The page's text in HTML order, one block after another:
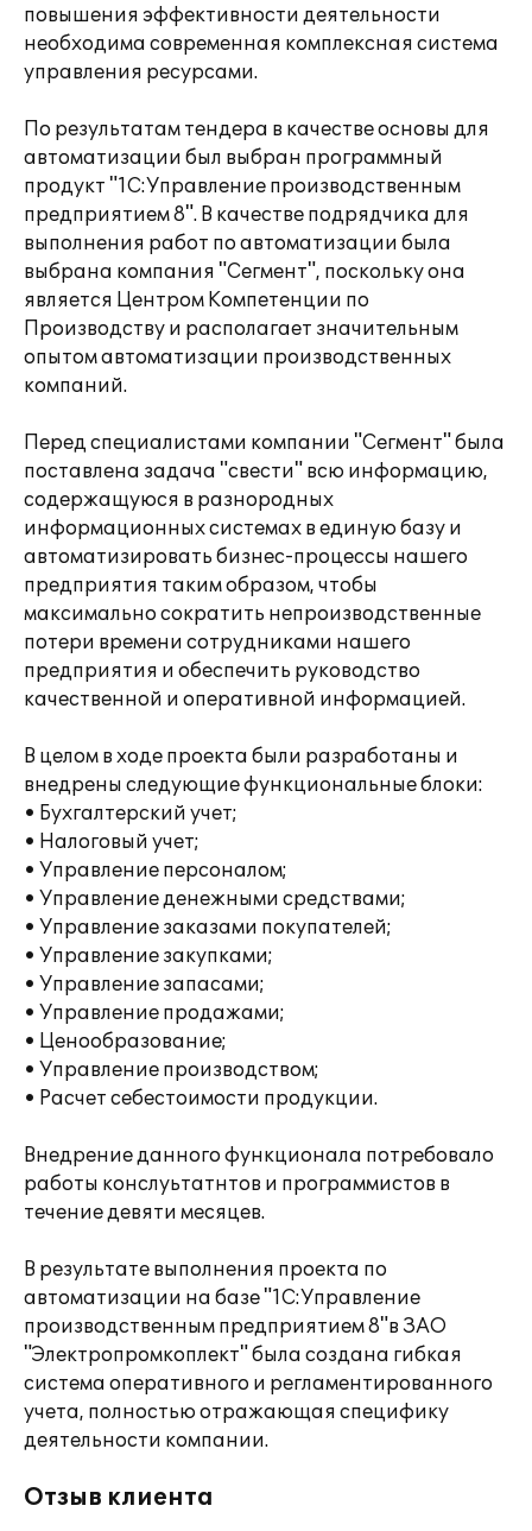
повышения эффективности деятельности
необходима современная комплексная система
управления ресурсами.
По результатам тендера в качестве основы для
автоматизации был выбран программный
продукт "1С:Управление производственным
предприятием 8". В качестве подрядчика для
выполнения работ по автоматизации была
выбрана компания "Сегмент", поскольку она
является Центром Компетенции по
Производству и располагает значительным
опытом автоматизации производственных
компаний.
Перед специалистами компании "Сегмент" была
поставлена задача "свести" всю информацию,
содержащуюся в разнородных
информационных системах в единую базу и
автоматизировать бизнес-процессы нашего
предприятия таким образом, чтобы
максимально сократить непроизводственные
потери времени сотрудниками нашего
предприятия и обеспечить руководство
качественной и оперативной информацией.
В целом в ходе проекта были разработаны и
внедрены следующие функциональные блоки:
• Бухгалтерский учет;
• Налоговый учет;
• Управление персоналом;
• Управление денежными средствами;
• Управление заказами покупателей;
• Управление закупками;
• Управление запасами;
• Управление продажами;
• Ценообразование;
• Управление производством;
• Расчет себестоимости продукции.
Внедрение данного функционала потребовало
работы конслуьтатнтов и программистов в
течение девяти месяцев.
В результате выполнения проекта по
автоматизации на базе "1С:Управление
производственным предприятием 8"в ЗАО
"Электропромкоплект" была создана гибкая
система оперативного и регламентированного
учета, полностью отражающая специфику
деятельности компании.
Отзыв клиента